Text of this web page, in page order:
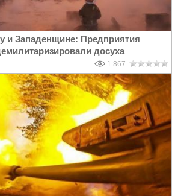
и Западенщине: Предприятия
досуха
1 867